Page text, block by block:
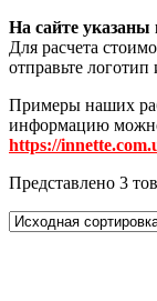
На сайте указаны
Для расчета
отправьте
Примеры наших
информацию
https://
Представлено 3